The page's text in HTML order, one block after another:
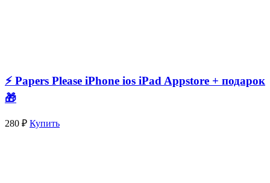
⚡️ Papers Please iPhone ios iPad Appstore + подарок
🎁
280 ₽ Купить